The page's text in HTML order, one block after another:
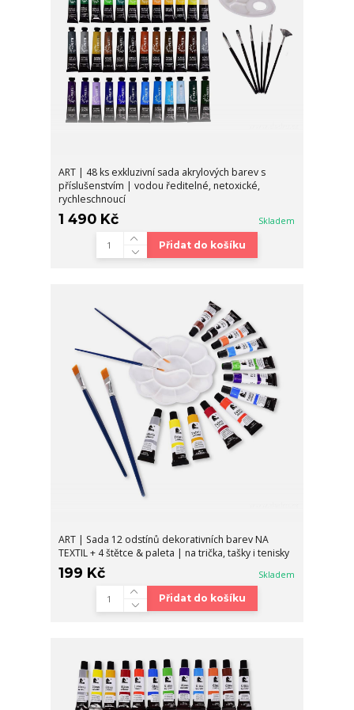
ART | 48 ks exkluzivní sada akrylových barev s
příslušenstvím | vodou ředitelné, netoxické,
rychleschnoucí
1 490 Kč Skladem
Přidat do košíku
ART | Sada 12 odstínů dekorativních barev NA
TEXTIL + 4 štětce & paleta | na trička, tašky i tenisky
199 Kč Skladem
Přidat do košíku